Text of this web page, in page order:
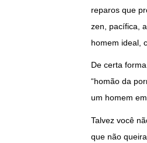
reparos que
zen, pacífica,
homem ideal,
De certa
“homão da
um homem
Talvez você
que não